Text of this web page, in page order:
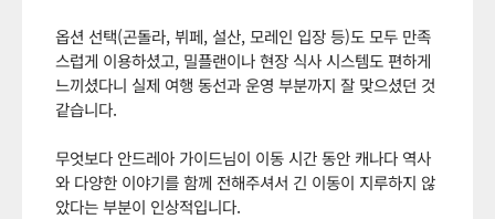
옵션 선택(곤돌라, 뷔페, 설산, 모레인 입장 등)도 모두 만족
스럽게 이용하셨고, 밀플랜이나 현장 식사 시스템도 편하게
느끼셨다니 실제 여행 동선과 운영 부분까지 잘 맞으셨던 것
같습니다.
무엇보다 안드레아 가이드님이 이동 시간 동안 캐나다 역사
와 다양한 이야기를 함께 전해주셔서 긴 이동이 지루하지 않
았다는 부분이 인상적입니다.